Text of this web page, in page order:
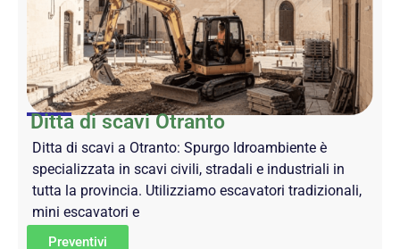
Ditta di scavi Otranto
Ditta di scavi a Otranto: Spurgo Idroambiente è
specializzata in scavi civili, stradali e industriali in
tutta la provincia. Utilizziamo escavatori tradizionali,
mini escavatori e
Preventivi